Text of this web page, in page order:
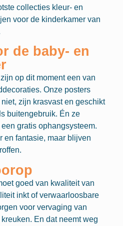
collecties kleur- en
voor de kinderkamer van
de baby- en
op dit moment een van
Onze posters
zijn krasvast en geschikt
buitengebruik. Én ze
gratis ophangsysteem.
en fantasie, maar blijven
goed van kwaliteit van
inkt of verwaarloosbare
voor vervaging van
En dat neemt weg